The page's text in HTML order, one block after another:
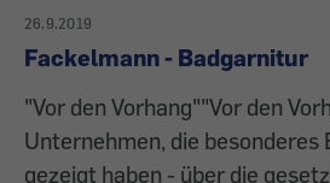
26.9.2019
Fackelmann - Badgarnitur
"Vor den Vorhang""Vor den
Unternehmen, die besonderes
gezeigt haben - über die